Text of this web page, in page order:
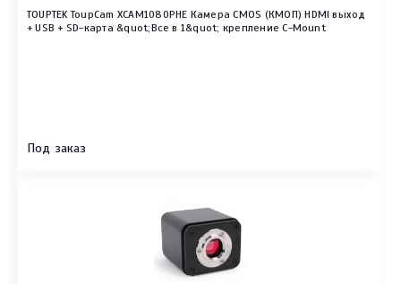
TOUPTEK ToupCam XCAM1080PHE Камера CMOS (КМОП) HDMI выход
+ USB + SD-карта &quot;Все в 1&quot; крепление C-Mount
Под заказ